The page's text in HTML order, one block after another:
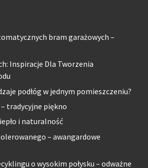
bram garażowych –
Inspiracje Dla Tworzenia
podłóg w jednym pomieszczeniu?
tradycyjne piękno
i naturalność
– awangardowe
o wysokim połysku – odważne